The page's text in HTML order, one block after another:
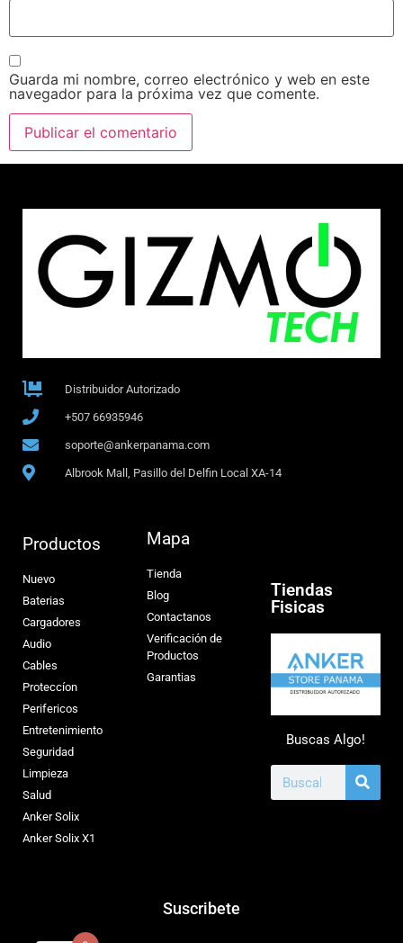
Guarda mi nombre, correo electrónico y web en este
navegador para la próxima vez que comente.
Distribuidor Autorizado
+507 66935946
soporte@ankerpanama.com
Albrook Mall, Pasillo del Delfin Local XA-14
Productos
Nuevo
Baterias
Cargadores
Audio
Cables
Proteccíon
Perifericos
Entretenimiento
Seguridad
Limpieza
Salud
Anker Solix
Anker Solix X1
Mapa
Tienda
Blog
Contactanos
Verificación de
Productos
Garantias
Tiendas
Fisicas
Buscas Algo!
Suscribete